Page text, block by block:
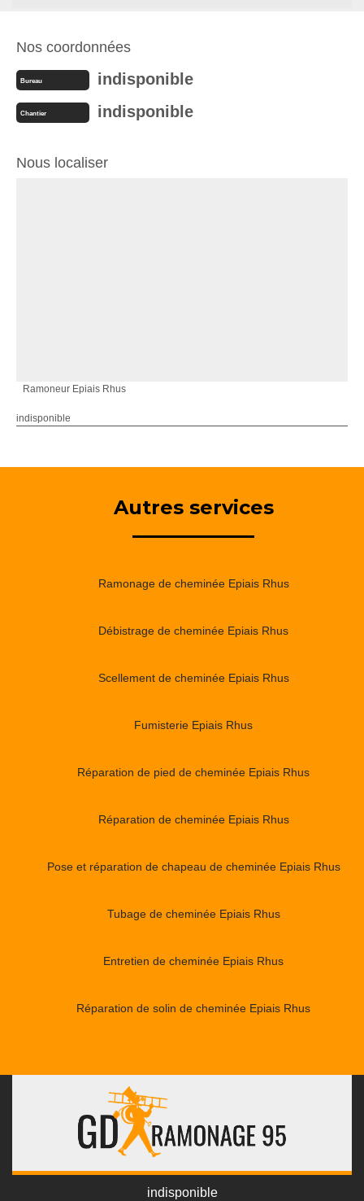
Nos coordonnées
Bureau indisponible
Chantier indisponible
Nous localiser
Ramoneur Epiais Rhus
indisponible
Autres services
Ramonage de cheminée Epiais Rhus
Débistrage de cheminée Epiais Rhus
Scellement de cheminée Epiais Rhus
Fumisterie Epiais Rhus
Réparation de pied de cheminée Epiais Rhus
Réparation de cheminée Epiais Rhus
Pose et réparation de chapeau de cheminée Epiais Rhus
Tubage de cheminée Epiais Rhus
Entretien de cheminée Epiais Rhus
Réparation de solin de cheminée Epiais Rhus
indisponible